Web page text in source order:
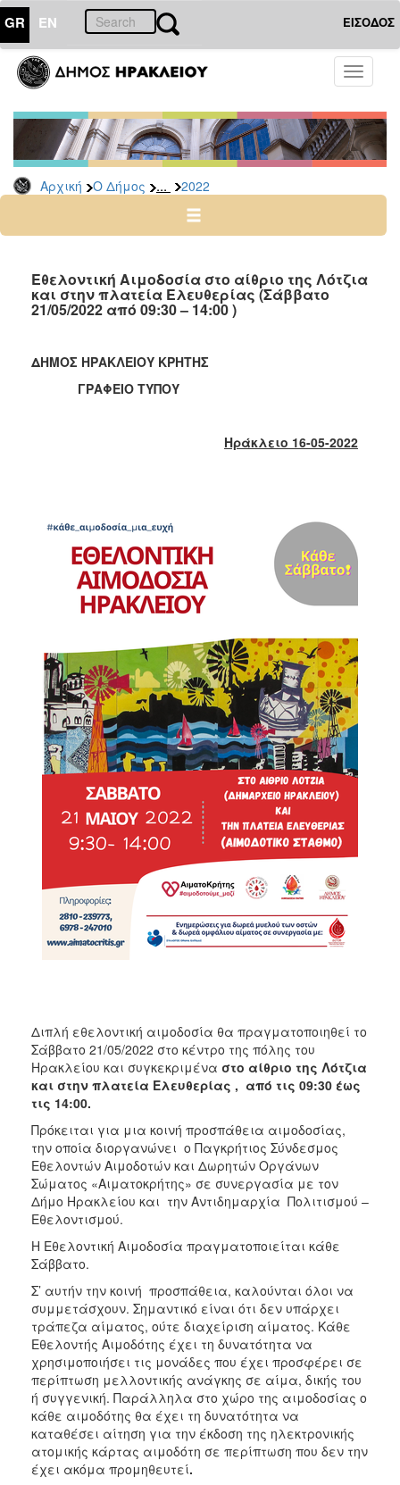
GR EN ΕΙΣΟΔΟΣ
Toggle
Αρχική Ο Δήμος ... 2022
ΔΗΜΟΣ
Δελτία
Τύπου
Αρχείο
2026
2024
2022
2012
2011
2010
2006
ΠΟΛΙΤΙΣΜΟΣ
ΑΝΘΕΚΤΙΚΗ
Εθελοντική Αιμοδοσία στο αίθριο της Λότζια
και στην πλατεία Ελευθερίας (Σάββατο
21/05/2022 από 09:30 – 14:00 )
ΔΗΜΟΣ ΗΡΑΚΛΕΙΟΥ ΚΡΗΤΗΣ
ΓΡΑΦΕΙΟ ΤΥΠΟΥ
Ηράκλειο 16-05-2022
Διπλή εθελοντική αιμοδοσία θα πραγματοποιηθεί το
Σάββατο 21/05/2022 στο κέντρο της πόλης του
Ηρακλείου και συγκεκριμένα στο αίθριο της Λότζια
και στην πλατεία Ελευθερίας , από τις 09:30 έως
τις 14:00.
Πρόκειται για μια κοινή προσπάθεια αιμοδοσίας,
την οποία διοργανώνει ο Παγκρήτιος Σύνδεσμος
Εθελοντών Αιμοδοτών και Δωρητών Οργάνων
Σώματος «Αιματοκρήτης» σε συνεργασία με τον
Δήμο Ηρακλείου και την Αντιδημαρχία Πολιτισμού –
Εθελοντισμού.
Η Εθελοντική Αιμοδοσία πραγματοποιείται κάθε
Σάββατο.
Σ’ αυτήν την κοινή προσπάθεια, καλούνται όλοι να
συμμετάσχουν. Σημαντικό είναι ότι δεν υπάρχει
τράπεζα αίματος, ούτε διαχείριση αίματος. Κάθε
Εθελοντής Αιμοδότης έχει τη δυνατότητα να
χρησιμοποιήσει τις μονάδες που έχει προσφέρει σε
περίπτωση μελλοντικής ανάγκης σε αίμα, δικής του
ή συγγενική. Παράλληλα στο χώρο της αιμοδοσίας ο
κάθε αιμοδότης θα έχει τη δυνατότητα να
καταθέσει αίτηση για την έκδοση της ηλεκτρονικής
ατομικής κάρτας αιμοδότη σε περίπτωση που δεν την
έχει ακόμα προμηθευτεί.